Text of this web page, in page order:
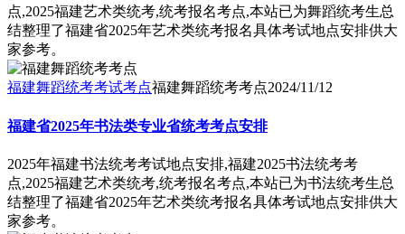
点,2025福建艺术类统考,统考报名考点,本站已为舞蹈统考生总
结整理了福建省2025年艺术类统考报名具体考试地点安排供大
家参考。
福建舞蹈统考考试考点福建舞蹈统考考点2024/11/12
福建省2025年书法类专业省统考考点安排
2025年福建书法统考考试地点安排,福建2025书法统考考
点,2025福建艺术类统考,统考报名考点,本站已为书法统考生总
结整理了福建省2025年艺术类统考报名具体考试地点安排供大
家参考。